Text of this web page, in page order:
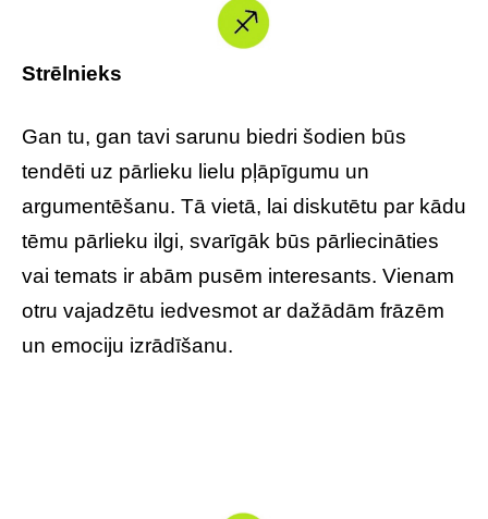
Strēlnieks
Gan tu, gan tavi sarunu biedri šodien būs
tendēti uz pārlieku lielu pļāpīgumu un
argumentēšanu. Tā vietā, lai diskutētu par kādu
tēmu pārlieku ilgi, svarīgāk būs pārliecināties
vai temats ir abām pusēm interesants. Vienam
otru vajadzētu iedvesmot ar dažādām frāzēm
un emociju izrādīšanu.